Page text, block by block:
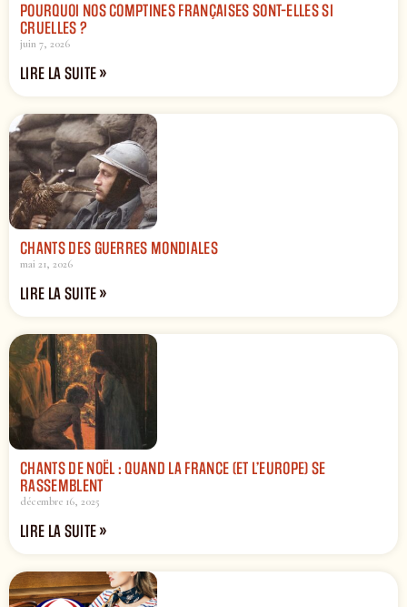
POURQUOI NOS COMPTINES FRANÇAISES SONT-ELLES SI
CRUELLES ?
juin 7, 2026
LIRE LA SUITE »
CHANTS DES GUERRES MONDIALES
mai 21, 2026
LIRE LA SUITE »
CHANTS DE NOËL : QUAND LA FRANCE (ET L’EUROPE) SE
RASSEMBLENT
décembre 16, 2025
LIRE LA SUITE »